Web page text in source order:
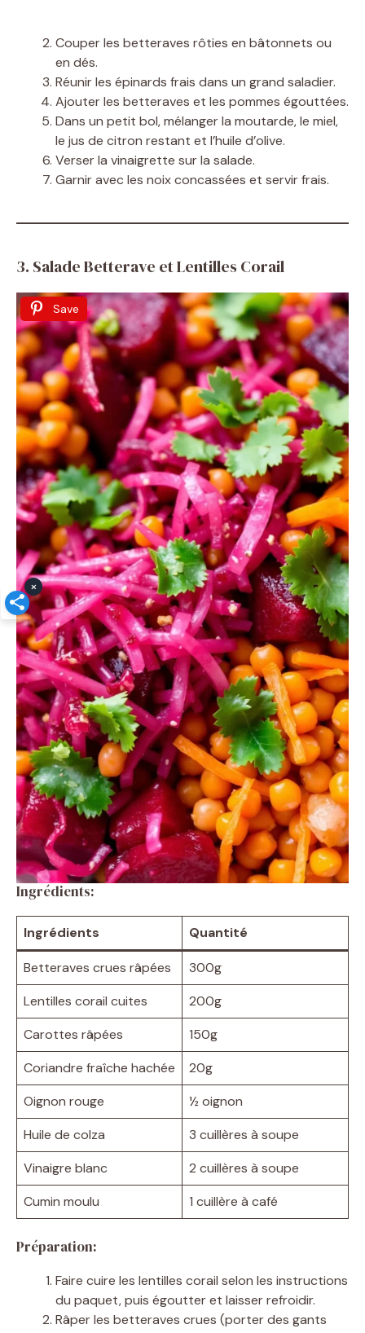
Couper les betteraves rôties en bâtonnets ou
en dés.
Réunir les épinards frais dans un grand saladier.
Ajouter les betteraves et les pommes égouttées.
Dans un petit bol, mélanger la moutarde, le miel,
le jus de citron restant et l’huile d’olive.
Verser la vinaigrette sur la salade.
Garnir avec les noix concassées et servir frais.
3. Salade Betterave et Lentilles Corail
Save
Ingrédients:
Ingrédients Quantité
Betteraves crues râpées
300g
Lentilles corail cuites
200g
Carottes râpées
150g
Coriandre fraîche hachée
20g
Oignon rouge
½ oignon
Huile de colza
3 cuillères à soupe
Vinaigre blanc
2 cuillères à soupe
Cumin moulu
1 cuillère à café
Préparation:
Faire cuire les lentilles corail selon les instructions
du paquet, puis égoutter et laisser refroidir.
Râper les betteraves crues (porter des gants
×